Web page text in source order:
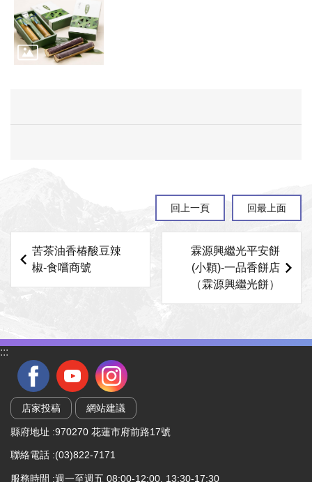
回上一頁 回最上面
苦茶油香椿酸豆辣
椒-食嚐商號
霖源興繼光平安餅
(小顆)-一品香餅店
（霖源興繼光餅）
:::
店家投稿 網站建議
縣府地址 :970270 花蓮市府前路17號
聯絡電話 :(03)822-7171
服務時間 :週一至週五 08:00-12:00, 13:30-17:30